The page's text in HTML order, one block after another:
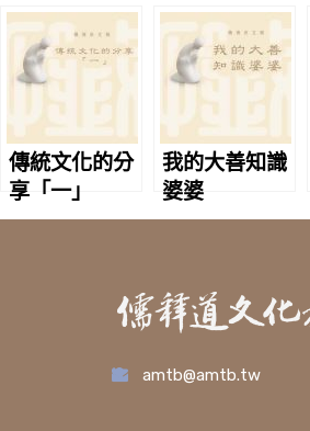
傳統文化的分
享「一」
我的大善知識
婆婆
amtb@amtb.tw